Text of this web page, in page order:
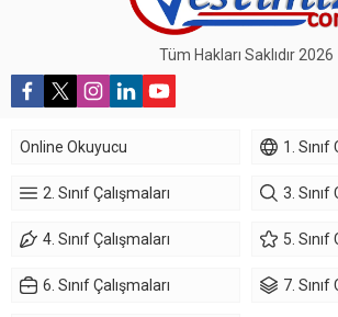
Tüm Hakları Saklıdır 2026
Online Okuyucu 1. Sınıf
2. Sınıf Çalışmaları 3. Sınıf
4. Sınıf Çalışmaları 5. Sınıf
6. Sınıf Çalışmaları 7. Sınıf